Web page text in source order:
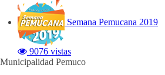
Semana Pemucana 2019
9076 vistas
Municipalidad Pemuco